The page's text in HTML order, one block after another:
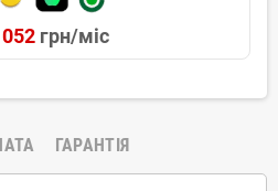
грн/міс
ГАРАНТІЯ